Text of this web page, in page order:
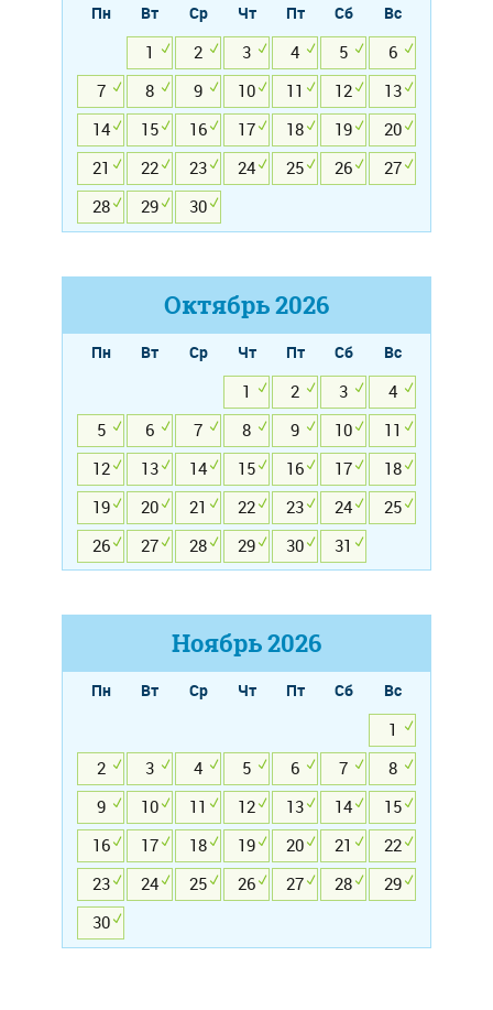
Пн Вт Ср Чт Пт Сб
Вс
1
2 3 4 5
6
7
8 9 10 11 12
13
14
15 16 17 18 19
20
21
22 23 24 25 26
27
28
29 30
Октябрь2026
Пн Вт Ср Чт Пт Сб
Вс
1
2 3
4
5
6 7 8 9 10
11
12
13 14 15 16 17
18
19
20 21 22 23 24
25
26
27 28 29 30 31
Ноябрь2026
Пн Вт Ср Чт Пт Сб
Вс
1
2
3 4 5 6 7
8
9
10 11 12 13 14
15
16
17 18 19 20 21
22
23
24 25 26 27 28
29
30